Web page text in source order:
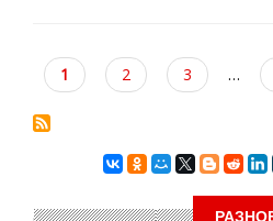
Текущая
страница
1 Page
2 Page
3 …